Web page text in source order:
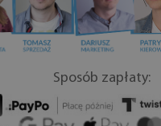
Sposób zapłaty: